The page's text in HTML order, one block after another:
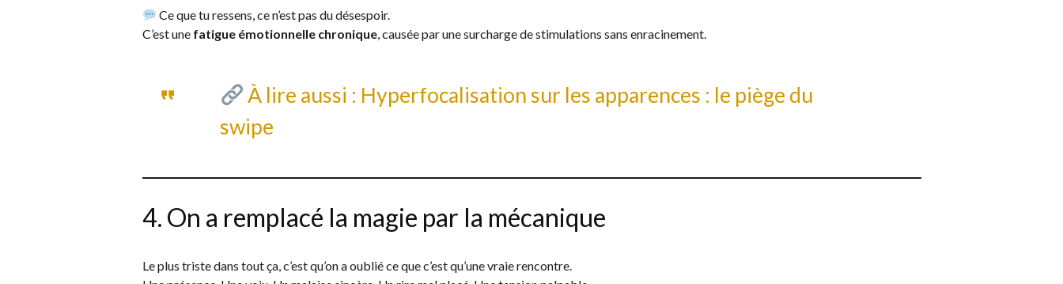
Ce que tu ressens, ce n’est pas du désespoir.
C’est une fatigue émotionnelle chronique, causée par une surcharge de stimulations sans enracinement.
À lire aussi : Hyperfocalisation sur les apparences : le piège du
swipe
4. On a remplacé la magie par la mécanique
Le plus triste dans tout ça, c’est qu’on a oublié ce que c’est qu’une vraie rencontre.